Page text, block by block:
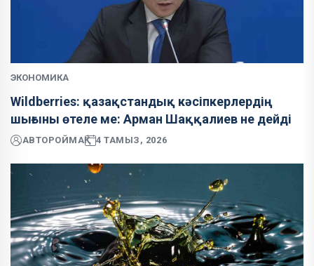
ЭКОНОМИКА
Wildberries: қазақстандық кәсіпкерлердің
шығыны өтеле ме: Арман Шаққалиев не дейді
АВТОРОЙМАҚ 4 ТАМЫЗ, 2026